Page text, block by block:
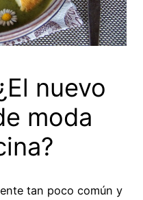
nuevo
moda
tan poco común y